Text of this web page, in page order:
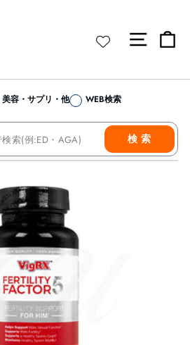
サイ
美容・サプリ・他 WEB検索
検 索